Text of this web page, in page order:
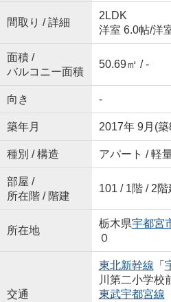
間取り / 詳細
2LDK
洋室 6.0帖/洋
面積 /
バルコニー面積
50.69㎡ / -
向き -
築年月 2017年 9月(築
種別 / 構造 アパート / 軽
部屋 /
所在階 / 階建
101 / 1階 / 2階
所在地
栃木県宇都宮
０
交通
東北新幹線 「
川第二小学校
東武宇都宮線 「